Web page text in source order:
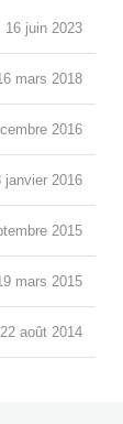
16 juin 2023
un SSD et
mars 2018
MLC/TLC/
2016
du PC
janvier 2016
passe
2015
mars 2015
perdu ?
22 août 2014
SSD sous